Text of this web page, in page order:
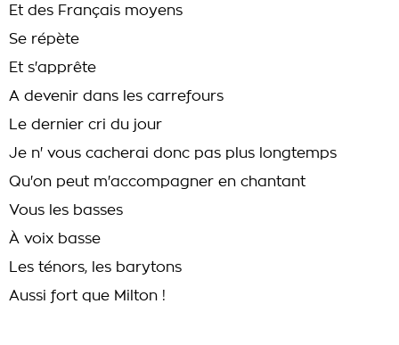
Et des Français moyens
Se répète
Et s'apprête
A devenir dans les carrefours
Le dernier cri du jour
Je n' vous cacherai donc pas plus longtemps
Qu'on peut m'accompagner en chantant
Vous les basses
À voix basse
Les ténors, les barytons
Aussi fort que Milton !